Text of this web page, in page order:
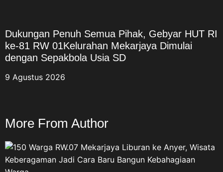
Dukungan Penuh Semua Pihak, Gebyar HUT RI
ke-81 RW 01Kelurahan Mekarjaya Dimulai
dengan Sepakbola Usia SD
9 Agustus 2026
More From Author